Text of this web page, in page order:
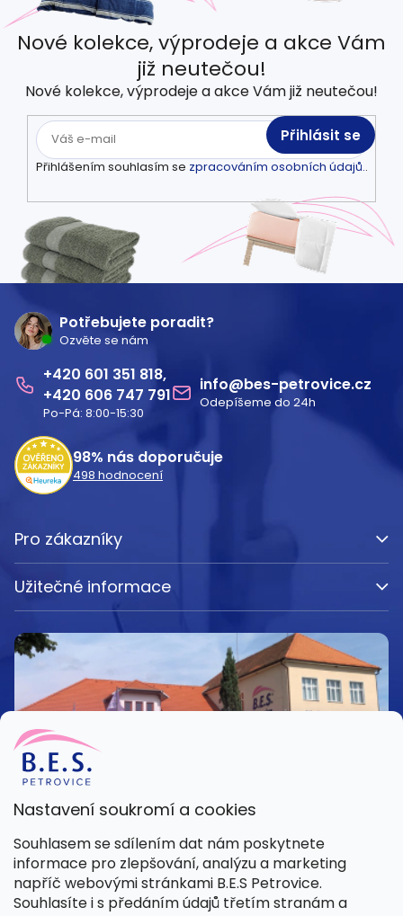
Nastavení soukromí a cookies
Souhlasem se sdílením dat nám poskytnete
informace pro zlepšování, analýzu a marketing
napříč webovými stránkami B.E.S Petrovice.
Souhlasíte i s předáním údajů třetím stranám a
Nové kolekce, výprodeje a akce Vám
již neutečou!
Nové kolekce, výprodeje a akce Vám již neutečou!
Přihlášením souhlasím se zpracováním osobních údajů..
Přihlásit se
Potřebujete poradit?
Ozvěte se nám
601 351 818
606 747 791
Po-Pá: 8:00-15:30
info@bes-petrovice.cz
Odepíšeme do 24h
98% nás doporučuje
498 hodnocení
Pro zákazníky
Užitečné informace
Kamenná prodejna
Pondělí – Pátek 8:00 – 15:30
Petrovice 42, 262 55 Petrovice
Více informací